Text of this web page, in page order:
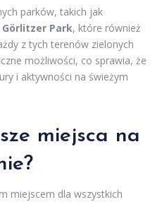
parków, takich jak
Görlitzer Park, które również
z tych terenów zielonych
możliwości, co sprawia, że
i aktywności na świeżym
miejsca na
miejscem dla wszystkich